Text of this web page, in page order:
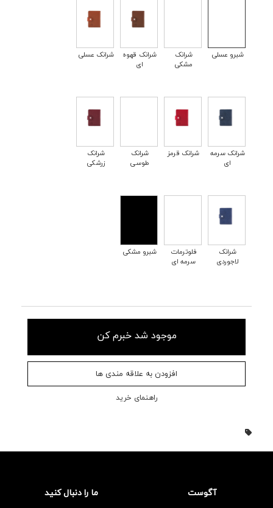
شبرو عسلی
شرانک
مشکی
شرانک قهوه
ای
شرانک عسلی
شرانک سرمه
ای
شرانک قرمز
شرانک
طوسی
شرانک
زرشکی
شرانک
لاجوردی
فلوترمات
سرمه ای
شبرو مشکی
موجود شد خبرم کن
افزودن به علاقه مندی ها
راهنمای خرید
آگوست ما را دنبال کنید